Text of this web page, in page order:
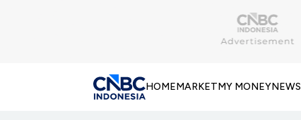
HOMEMARKETMY MONEYNEWS